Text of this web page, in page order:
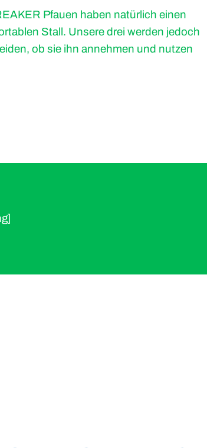
Pfauen haben natürlich einen
Stall. Unsere drei werden jedoch
ob sie ihn annehmen und nutzen